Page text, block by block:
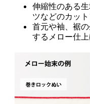
伸縮性のある
ツなどのカッ
首元や袖、裾
するメロー仕